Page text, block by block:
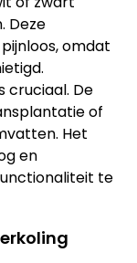
Deze
omdat
cruciaal. De
of
Het
en
te